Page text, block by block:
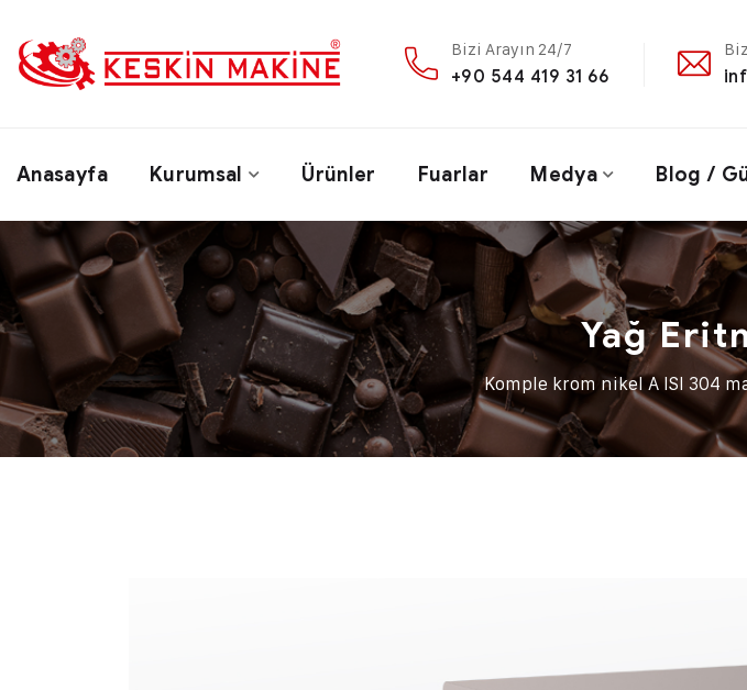
Bizi Arayın 24/7
+90 544 419 31 66
Anasayfa Kurumsal Ürünler Fuarlar Medya Blog /
Yağ
Komple krom nikel A ISI 304